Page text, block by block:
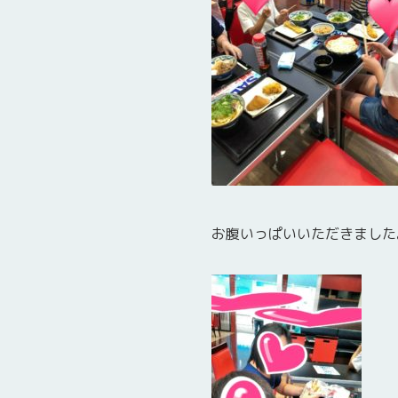
お腹いっぱいいただきまし